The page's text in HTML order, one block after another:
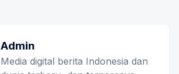
Admin
Media digital berita Indonesia dan